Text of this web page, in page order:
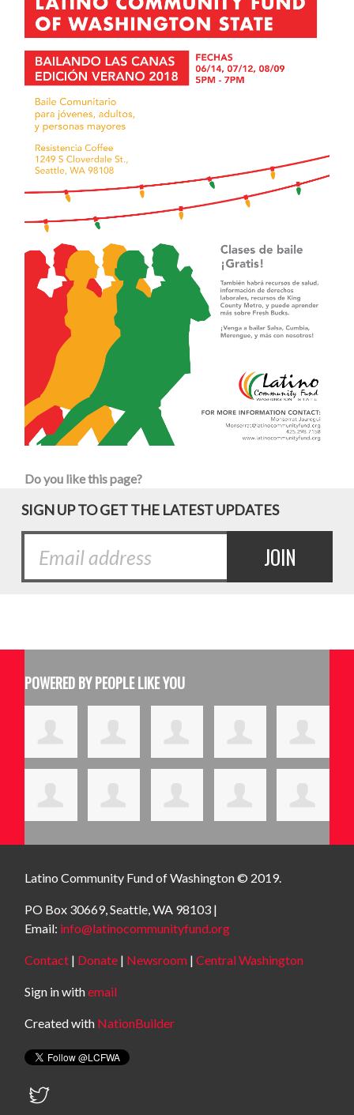
Do you like this page?
SIGN UP TO GET THE LATEST UPDATES
POWERED BY PEOPLE LIKE YOU
Latino Community Fundof Washington © 2019.
PO Box 30669, Seattle, WA 98103 |
Email: info@latinocommunityfund.org
Contact | Donate | Newsroom |Central Washington
Sign in withemail
Created with NationBuilder